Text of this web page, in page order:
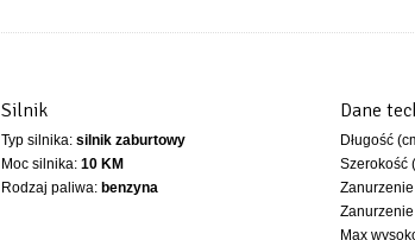
Silnik
Typ silnika: silnik zaburtowy
Moc silnika: 10 KM
Rodzaj paliwa: benzyna
Dane
Długość
Szerokość
Max